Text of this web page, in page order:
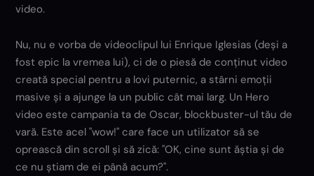
video.
Nu, nu e vorba de videoclipul lui Enrique Iglesias (deși a
fost epic la vremea lui), ci de o piesă de conținut video
creată special pentru a lovi puternic, a stârni emoții
masive și a ajunge la un public cât mai larg. Un Hero
video este campania ta de Oscar, blockbuster-ul tău de
vară. Este acel "wow!" care face un utilizator să se
oprească din scroll și să zică: "OK, cine sunt ăștia și de
ce nu știam de ei până acum?".